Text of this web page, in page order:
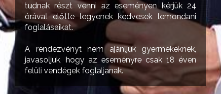
tudnak részt venni az eseményen kérjük 24
órával előtte legyenek kedvesek lemondani
foglalásaikat.
A rendezvényt nem ajánljuk gyermekeknek,
javasoljuk, hogy az eseményre csak 18 éven
felüli vendégek foglaljanak.